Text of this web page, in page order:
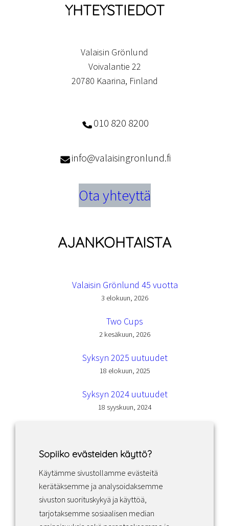
YHTEYSTIEDOT
Valaisin Grönlund
Voivalantie 22
20780 Kaarina, Finland
010 820 8200
info@valaisingronlund.fi
Ota yhteyttä
AJANKOHTAISTA
Valaisin Grönlund 45 vuotta
3 elokuun, 2026
Two Cups
2 kesäkuun, 2026
Syksyn 2025 uutuudet
18 elokuun, 2025
Syksyn 2024 uutuudet
18 syyskuun, 2024
Facebook Instagram LinkedIn
Sopimusehdot
Sopiiko evästeiden käyttö?
Käytämme sivustollamme evästeitä
kerätäksemme ja analysoidaksemme
sivuston suorituskykyä ja käyttöä,
tarjotaksemme sosiaalisen median